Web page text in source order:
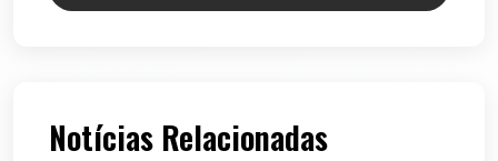
Notícias Relacionadas